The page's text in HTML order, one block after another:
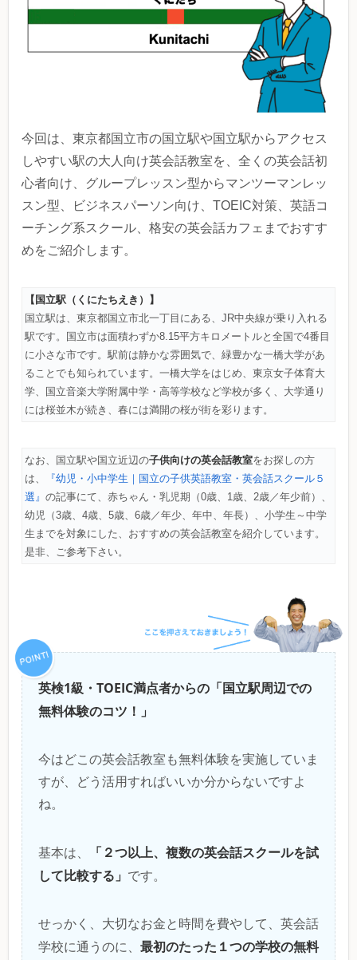
今回は、東京都国立市の国立駅や国立駅からアクセス
しやすい駅の大人向け英会話教室を、全くの英会話初
心者向け、グループレッスン型からマンツーマンレッ
スン型、ビジネスパーソン向け、TOEIC対策、英語コ
ーチング系スクール、格安の英会話カフェまでおすす
めをご紹介します。
【国立駅（くにたちえき）】
国立駅は、東京都国立市北一丁目にある、JR中央線が乗り入れる
駅です。国立市は面積わずか8.15平方キロメートルと全国で4番目
に小さな市です。駅前は静かな雰囲気で、緑豊かな一橋大学があ
ることでも知られています。一橋大学をはじめ、東京女子体育大
学、国立音楽大学附属中学・高等学校など学校が多く、大学通り
には桜並木が続き、春には満開の桜が街を彩ります。
なお、国立駅や国立近辺の子供向けの英会話教室をお探しの方
は、
『幼児・小中学生｜国立の子供英語教室・英会話スクール５
選』 の記事にて、赤ちゃん・乳児期（0歳、1歳、2歳／年少前）、
幼児（3歳、4歳、5歳、6歳／年少、年中、年長）、小学生～中学
生までを対象にした、おすすめの英会話教室を紹介しています。
是非、ご参考下さい。
英検1級・TOEIC満点者からの「国立駅周辺での
無料体験のコツ！」
今はどこの英会話教室も無料体験を実施していま
すが、どう活用すればいいか分からないですよ
ね。
基本は、
「２つ以上、複数の英会話スクールを試
して比較する」 です。
せっかく、大切なお金と時間を費やして、英会話
学校に通うのに、 最初のたった１つの学校の無料